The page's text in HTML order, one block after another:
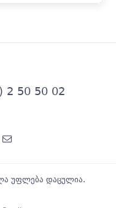
2 50 50 02
უფლება დაცულია.